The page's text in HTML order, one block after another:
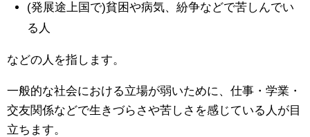
(発展途上国で)貧困や病気、紛争などで苦しんでい
る人
などの人を指します。
一般的な社会における立場が弱いために、仕事・学業・
交友関係などで生きづらさや苦しさを感じている人が目
立ちます。